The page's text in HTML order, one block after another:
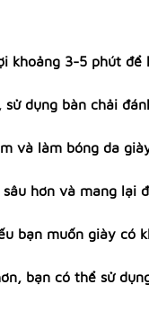
khoảng 3-5 phút để
sử dụng bàn chải
và làm bóng da
hơn và mang lại
bạn muốn giày có
bạn có thể sử